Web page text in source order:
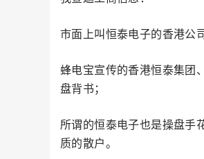
市面上叫恒泰电子的香港公
蜂电宝宣传的香港恒泰集团
盘背书；
所谓的恒泰电子也是操盘手
质的散户。